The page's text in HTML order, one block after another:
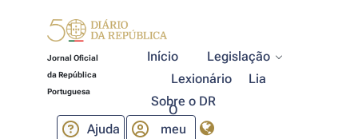
Jornal Oficial
da República
Portuguesa
Início
Legislação
Lexionário
Lia
Sobre o DR
Ajuda
O
meu